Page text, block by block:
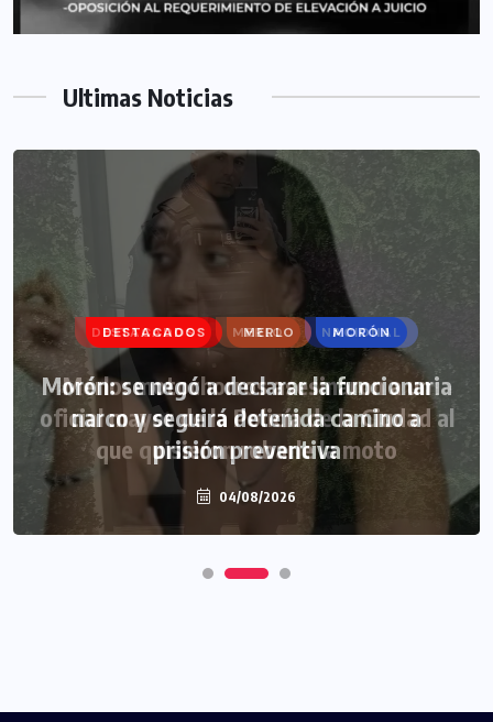
Ultimas Noticias
DESTACADOS MERLO MORÓN
Morón: se negó a declarar la funcionaria
narco y seguirá detenida camino a
prisión preventiva
04/08/2026